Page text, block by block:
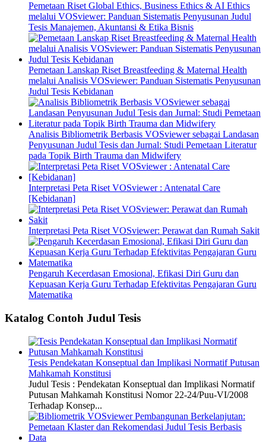
Pemetaan Riset Global Ethics, Business Ethics & AI Ethics
melalui VOSviewer: Panduan Sistematis Penyusunan Judul
Tesis Manajemen, Akuntansi & Etika Bisnis
Pemetaan Lanskap Riset Breastfeeding & Maternal Health
melalui Analisis VOSviewer: Panduan Sistematis Penyusunan
Judul Tesis Kebidanan
Analisis Bibliometrik Berbasis VOSviewer sebagai Landasan
Penyusunan Judul Tesis dan Jurnal: Studi Pemetaan Literatur
pada Topik Birth Trauma dan Midwifery
Interpretasi Peta Riset VOSviewer : Antenatal Care
[Kebidanan]
Interpretasi Peta Riset VOSviewer: Perawat dan Rumah Sakit
Pengaruh Kecerdasan Emosional, Efikasi Diri Guru dan
Kepuasan Kerja Guru Terhadap Efektivitas Pengajaran Guru
Matematika
Katalog Contoh Judul Tesis
Tesis Pendekatan Konseptual dan Implikasi Normatif Putusan
Mahkamah Konstitusi
Judul Tesis : Pendekatan Konseptual dan Implikasi Normatif
Putusan Mahkamah Konstitusi Nomor 22-24/Puu-VI/2008
Terhadap Konsep...